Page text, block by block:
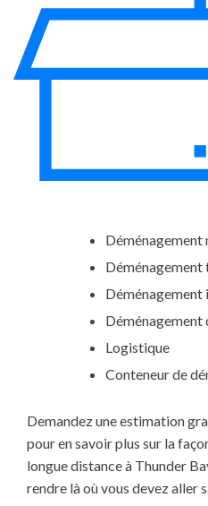
Déménagement
Déménagement
Logistique
Conteneur de
Demandez une estimation
pour en savoir plus sur la
longue distance à Thunder
rendre là où vous devez aller